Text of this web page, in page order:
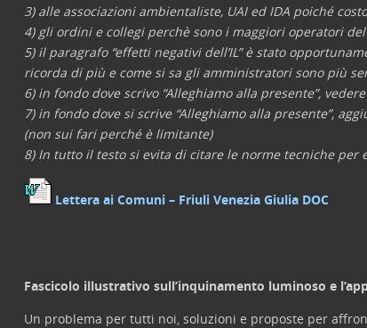
3) alle associazioni ambientaliste, UAI ed IDA poiché
4) gli ordini e collegi perchè sono i maggiori operatori
5) il paragrafo “effetti negativi dell’IL” è stato
ricorda di più e come si sa gli amministratori sono più
6) in fondo dove scrivo “Alleghiamo alla presente”,
7) in fondo dove si scrive “Alleghiamo alla presente”,
(non sui fari perché è limitante)
8) In tutto il testo si evita di citare le norme tecniche
Lettera ai Comuni – Friuli Venezia Giulia DOC
Fascicolo illustrativo sull’inquinamento luminoso e
Un problema per tutti noi, soluzioni e proposte per